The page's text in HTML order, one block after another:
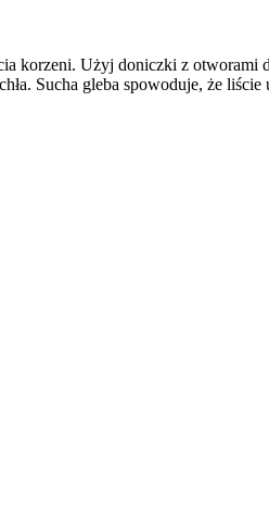
korzeni. Użyj doniczki z otworami
Sucha gleba spowoduje, że liście